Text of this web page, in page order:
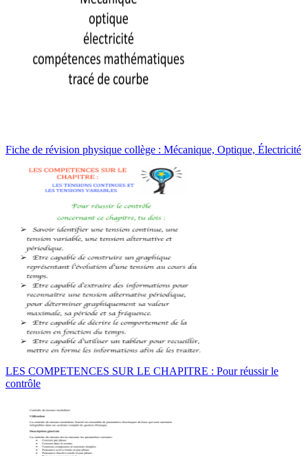
Fiche de révision physique collège : Mécanique, Optique, Électricité
LES COMPETENCES SUR LE CHAPITRE : Pour réussir le
contrôle